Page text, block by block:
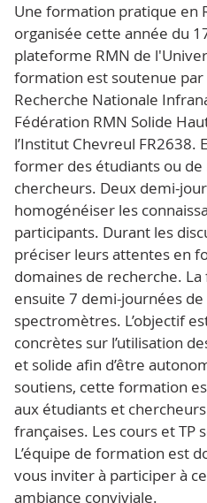
Une formation pratique en
organisée cette année du
plateforme RMN de
formation est soutenue
Recherche Nationale
Fédération RMN Solide
l’Institut Chevreul FR2638.
former des étudiants ou
chercheurs. Deux demi-
homogénéiser les
participants. Durant les
préciser leurs attentes en
domaines de recherche.
ensuite 7 demi-journées
spectromètres. L’objectif
concrètes sur l’utilisation
et solide afin d’être
soutiens, cette formation
aux étudiants et
françaises. Les cours et TP
L’équipe de formation est
vous inviter à participer à
ambiance conviviale.